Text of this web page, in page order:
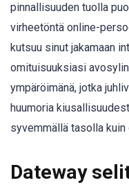
pinnallisuuden tuolla
virheetöntä online-
kutsuu sinut jakamaan
omituisuuksiasi
ympäröimänä, jotka
huumoria
syvemmällä tasolla
Dateway